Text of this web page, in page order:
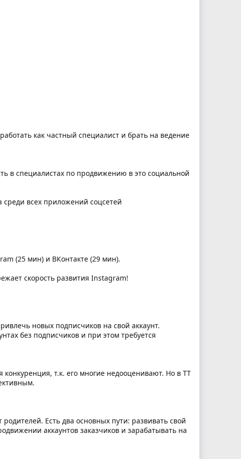
как частный специалист и брать на ведение
в специалистах по продвижению в это социальной
среди всех приложений соцсетей
(25 мин) и ВКонтакте (29 мин).
скорость развития Instagram!
новых подписчиков на свой аккаунт.
без подписчиков и при этом требуется
т.к. его многие недооценивают. Но в TT
Есть два основных пути: развивать свой
аккаунтов заказчиков и зарабатывать на